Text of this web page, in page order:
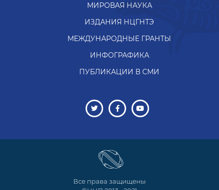
МИРОВАЯ НАУКА
ИЗДАНИЯ НЦГНТЭ
МЕЖДУНАРОДНЫЕ ГРАНТЫ
ИНФОГРАФИКА
ПУБЛИКАЦИИ В СМИ
Все права защищены